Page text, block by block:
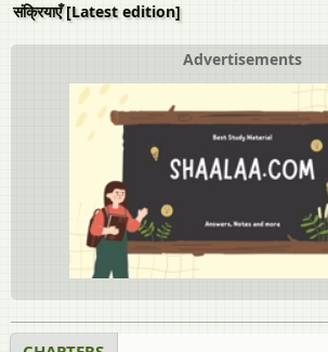
संक्रियाएँ [Latest edition]
Advertisements